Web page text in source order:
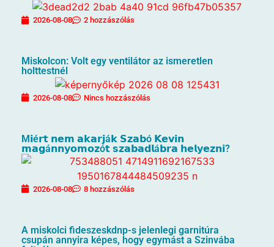
2026-08-08 2 hozzászólás
Miskolcon: Volt egy ventilátor az ismeretlen
holttestnél
2026-08-08 Nincs hozzászólás
M𝗶é𝗿𝘁 𝗻𝗲𝗺 𝗮𝗸𝗮𝗿𝗷á𝗸 𝗦𝘇𝗮𝗯ó 𝗞𝗲𝘃𝗶𝗻
𝗺𝗮𝗴á𝗻𝗻𝘆𝗼𝗺𝗼𝘇ó𝘁 𝘀𝘇𝗮𝗯𝗮𝗱𝗹á𝗯𝗿𝗮 𝗵𝗲𝗹𝘆𝗲𝘇𝗻𝗶?
2026-08-08 8 hozzászólás
A miskolci fideszeskdnp-s jelenlegi garnitúra
csupán annyira képes, hogy egymást a Szinvába